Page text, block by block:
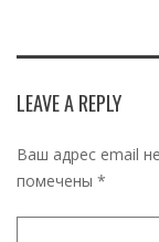
LEAVE A REPLY
Ваш адрес email
помечены *